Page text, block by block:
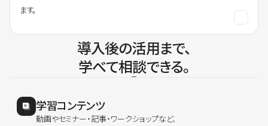
ます。
導入後の活用まで、
学べて相談できる。
学習コンテンツ
動画やセミナー・記事・ワークショップなど、